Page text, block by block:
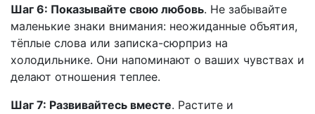
Шаг 6: Показывайте свою любовь. Не забывайте
маленькие знаки внимания: неожиданные объятия,
тёплые слова или записка-сюрприз на
холодильнике. Они напоминают о ваших чувствах и
делают отношения теплее.
Шаг 7: Развивайтесь вместе. Растите и